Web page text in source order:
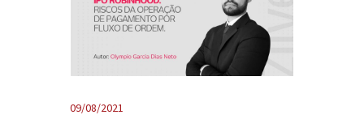
09/08/2021